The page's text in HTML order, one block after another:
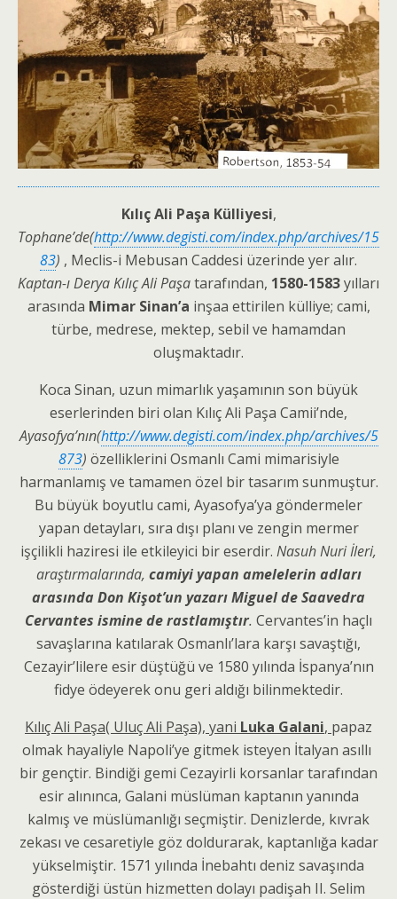
Kılıç Ali Paşa Külliyesi,
Tophane’de(http://www.degisti.com/index.php/archives/15
83) , Meclis-i Mebusan Caddesi üzerinde yer alır.
Kaptan-ı Derya Kılıç Ali Paşatarafından, 1580-1583yılları
arasında Mimar Sinan’a inşaa ettirilen külliye; cami,
türbe, medrese, mektep, sebil ve hamamdan
oluşmaktadır.
Koca Sinan, uzun mimarlık yaşamının son büyük
eserlerinden biri olan Kılıç Ali Paşa Camii’nde,
Ayasofya’nın(http://www.degisti.com/index.php/archives/5
873) özelliklerini Osmanlı Cami mimarisiyle
harmanlamış ve tamamen özel bir tasarım sunmuştur.
Bu büyük boyutlu cami, Ayasofya’ya göndermeler
yapan detayları, sıra dışı planı ve zengin mermer
işçilikli haziresi ile etkileyici bir eserdir. Nasuh Nuri İleri,
araştırmalarında, camiyi yapan amelelerin adları
arasında Don Kişot’un yazarı Miguel de Saavedra
Cervantes ismine de rastlamıştır. Cervantes’in haçlı
savaşlarına katılarak Osmanlı’lara karşı savaştığı,
Cezayir’lilere esir düştüğü ve 1580 yılında İspanya’nın
fidye ödeyerek onu geri aldığı bilinmektedir.
Kılıç Ali Paşa( Uluç Ali Paşa), yani Luka Galani, papaz
olmak hayaliyle Napoli’ye gitmek isteyen İtalyan asıllı
bir gençtir. Bindiği gemi Cezayirli korsanlar tarafından
esir alınınca, Galani müslüman kaptanın yanında
kalmış ve müslümanlığı seçmiştir. Denizlerde, kıvrak
zekası ve cesaretiyle göz doldurarak, kaptanlığa kadar
yükselmiştir. 1571 yılında İnebahtı deniz savaşında
gösterdiği üstün hizmetten dolayı padişah II. Selim